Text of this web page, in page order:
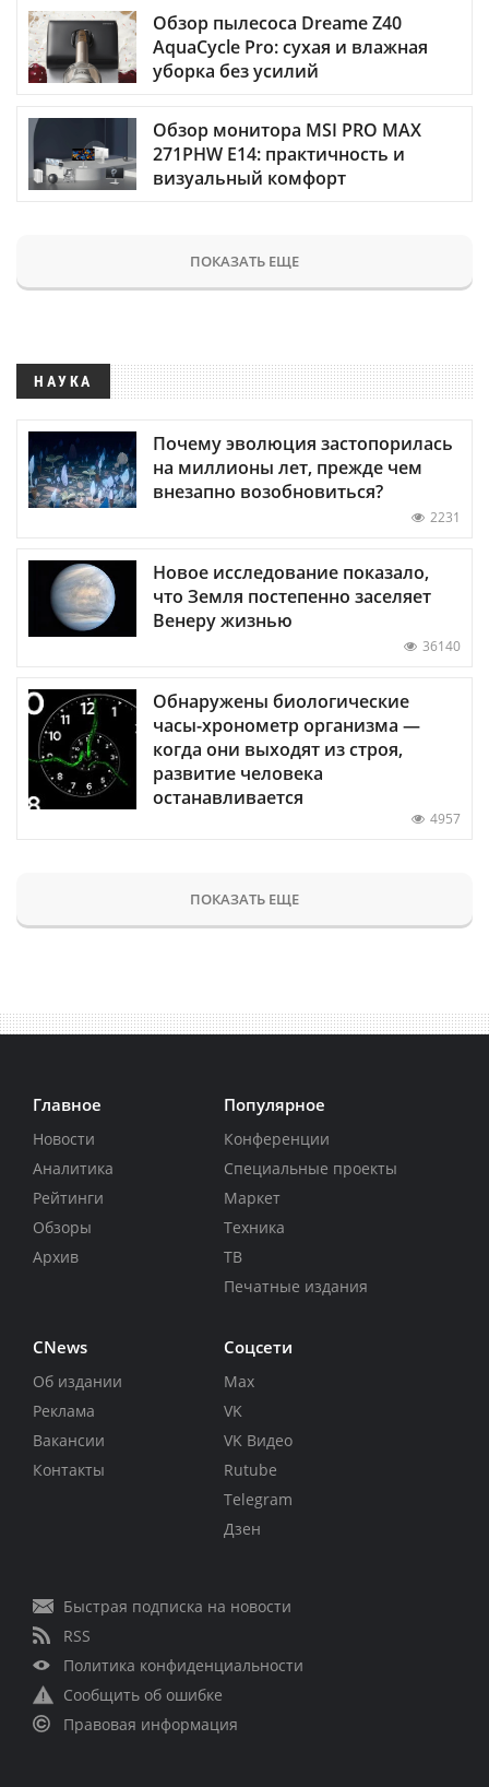
Обзор пылесоса Dreame Z40
AquaCycle Pro: сухая и влажная
уборка без усилий
Обзор монитора MSI PRO MAX
271PHW E14: практичность и
визуальный комфорт
ПОКАЗАТЬ ЕЩЕ
НАУКА
Почему эволюция застопорилась
на миллионы лет, прежде чем
внезапно возобновиться?
2231
Новое исследование показало,
что Земля постепенно заселяет
Венеру жизнью
36140
Обнаружены биологические
часы-хронометр организма —
когда они выходят из строя,
развитие человека
останавливается
4957
ПОКАЗАТЬ ЕЩЕ
Главное
Новости
Аналитика
Рейтинги
Обзоры
Архив
Популярное
Конференции
Специальные проекты
Маркет
Техника
ТВ
Печатные издания
CNews
Об издании
Реклама
Вакансии
Контакты
Соцсети
Max
VK
VK Видео
Rutube
Telegram
Дзен
Быстрая подписка на новости
RSS
Политика конфиденциальности
Сообщить об ошибке
Правовая информация